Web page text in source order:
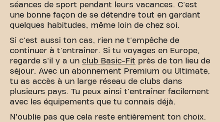
séances de sport pendant leurs vacances. C'est
une bonne façon de se détendre tout en gardant
quelques habitudes, même loin de chez soi.
Si c'est aussi ton cas, rien ne t'empêche de
continuer à t'entraîner. Si tu voyages en Europe,
regarde s'il y a un club Basic-Fit près de ton lieu de
séjour. Avec un abonnement Premium ou Ultimate,
tu as accès à un large réseau de clubs dans
plusieurs pays. Tu peux ainsi t'entraîner facilement
avec les équipements que tu connais déjà.
N'oublie pas que cela reste entièrement ton choix.